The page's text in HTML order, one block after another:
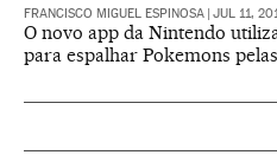
FRANCISCO MIGUEL ESPINOSA JUL 11,
O novo app da Nintendo
para espalhar Pokemons